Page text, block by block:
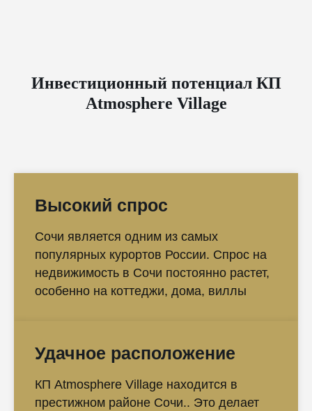
Инвестиционный потенциал КП
Atmosphere Village
Высокий спрос
Сочи является одним из самых
популярных курортов России. Спрос на
недвижимость в Сочи постоянно растет,
особенно на коттеджи, дома, виллы
Удачное расположение
КП Atmosphere Village находится в
престижном районе Сочи.. Это делает